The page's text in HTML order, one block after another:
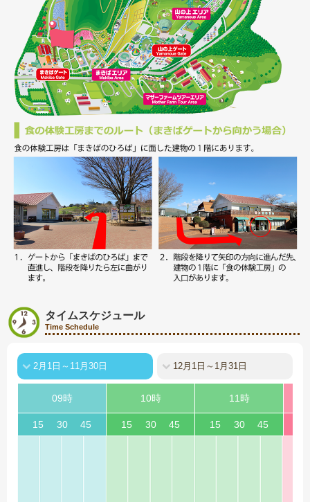
タイムスケジュール
Time Schedule
2月1日～11月30日 12月1日～1月31日
09時 10時 11時
15 30 45 15 30 45 15 30 45